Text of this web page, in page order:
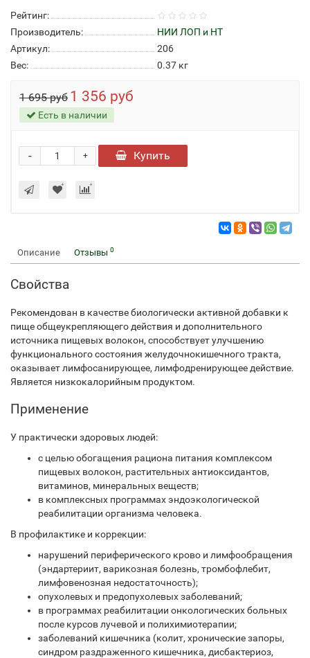
Рейтинг:
Производитель:
НИИ ЛОП и НТ
Артикул:
206
Вес:
0.37 кг
1 695 руб 1 356 руб
Есть в наличии
+
- Купить
Описание Отзывы 0
Свойства
Рекомендован в качестве биологически активной добавки к
пище общеукрепляющего действия и дополнительного
источника пищевых волокон, способствует улучшению
функционального состояния желудочно­кишечного тракта,
оказывает лимфосанирующее, лимфодренирующее действие.
Является низкокалорийным продуктом.
Применение
У практически здоровых людей:
с целью обогащения рациона питания комплексом
пищевых волокон, растительных антиоксидантов,
витаминов, минеральных веществ;
в комплексных программах эндоэкологической
реабилитации организма человека.
В профилактике и коррекции:
нарушений периферического крово­ и лимфообращения
(эндартериит, варикозная болезнь, тромбофлебит,
лимфовенозная недостаточность);
опухолевых и предопухолевых заболеваний;
в программах реабилитации онкологических больных
после курсов лучевой и полихимиотерапии;
заболеваний кишечника (колит, хронические запоры,
синдром раздраженного кишечника, дисбактериоз,